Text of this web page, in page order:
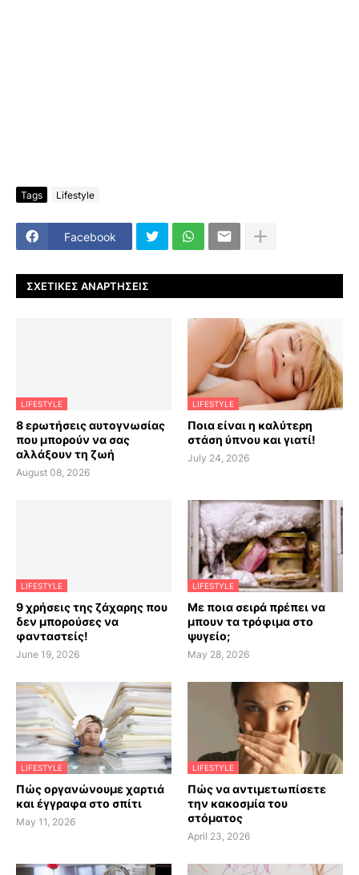
Tags Lifestyle
Facebook
ΣΧΕΤΙΚΈΣ ΑΝΑΡΤΉΣΕΙΣ
LIFESTYLE
8 ερωτήσεις αυτογνωσίας
που μπορούν να σας
αλλάξουν τη ζωή
August 08, 2026
LIFESTYLE
Ποια είναι η καλύτερη
στάση ύπνου και γιατί!
July 24, 2026
LIFESTYLE
9 χρήσεις της ζάχαρης που
δεν μπορούσες να
φανταστείς!
June 19, 2026
LIFESTYLE
Με ποια σειρά πρέπει να
μπουν τα τρόφιμα στο
ψυγείο;
May 28, 2026
LIFESTYLE
Πώς οργανώνουμε χαρτιά
και έγγραφα στο σπίτι
May 11, 2026
LIFESTYLE
Πώς να αντιμετωπίσετε
την κακοσμία του
στόματος
April 23, 2026